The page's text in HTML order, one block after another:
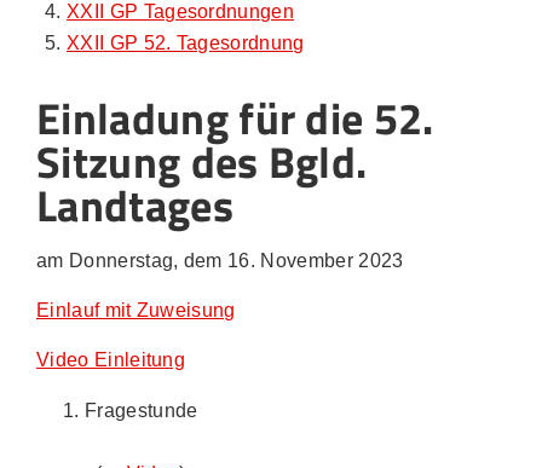
XXII GP Tagesordnungen
XXII GP 52. Tagesordnung
Einladung für die 52.
Sitzung des Bgld.
Landtages
am Donnerstag, dem 16. November 2023
Einlauf mit Zuweisung
Video Einleitung
Fragestunde